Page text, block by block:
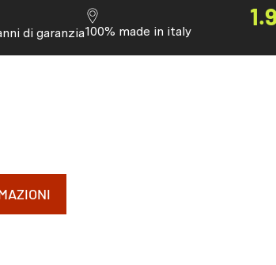
di garanzia100% made in italy